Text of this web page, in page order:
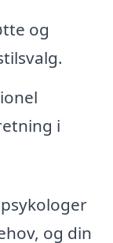
og
i
og din